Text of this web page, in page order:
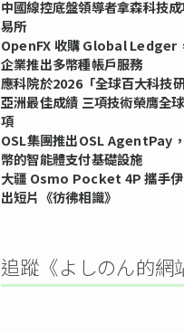
中國線控底盤領導者拿森科技
易所
OpenFX 收購 Global Ledger
企業推出多幣種帳戶服務
應科院於2026「全球百大科技
亞洲最佳成績 三項技術榮膺全
項
OSL集團推出OSL AgentPay
幣的智能體支付基礎設施
大疆 Osmo Pocket 4P 攜手
出短片《彷彿相識》
追蹤《よしのん的網